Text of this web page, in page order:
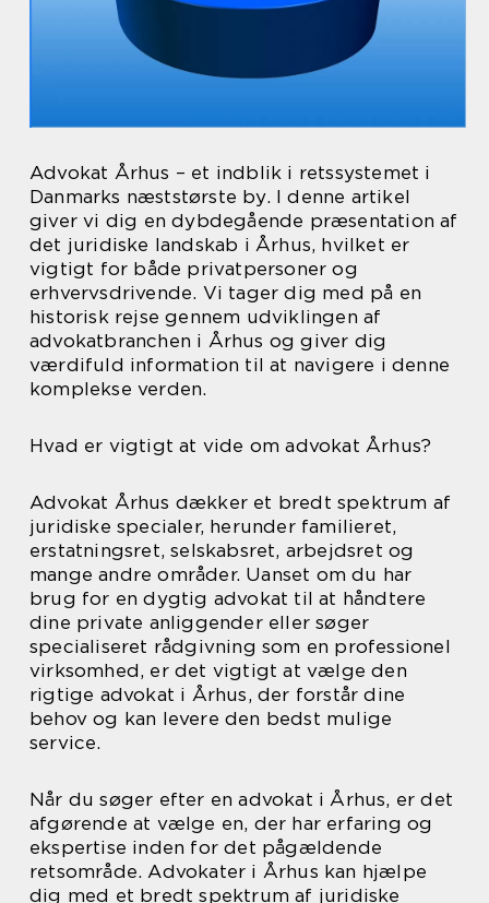
Advokat Århus – et indblik i retssystemet i
Danmarks næststørste by. I denne artikel
giver vi dig en dybdegående præsentation af
det juridiske landskab i Århus, hvilket er
vigtigt for både privatpersoner og
erhvervsdrivende. Vi tager dig med på en
historisk rejse gennem udviklingen af
advokatbranchen i Århus og giver dig
værdifuld information til at navigere i denne
komplekse verden.
Hvad er vigtigt at vide om advokat Århus?
Advokat Århus dækker et bredt spektrum af
juridiske specialer, herunder familieret,
erstatningsret, selskabsret, arbejdsret og
mange andre områder. Uanset om du har
brug for en dygtig advokat til at håndtere
dine private anliggender eller søger
specialiseret rådgivning som en professionel
virksomhed, er det vigtigt at vælge den
rigtige advokat i Århus, der forstår dine
behov og kan levere den bedst mulige
service.
Når du søger efter en advokat i Århus, er det
afgørende at vælge en, der har erfaring og
ekspertise inden for det pågældende
retsområde. Advokater i Århus kan hjælpe
dig med et bredt spektrum af juridiske